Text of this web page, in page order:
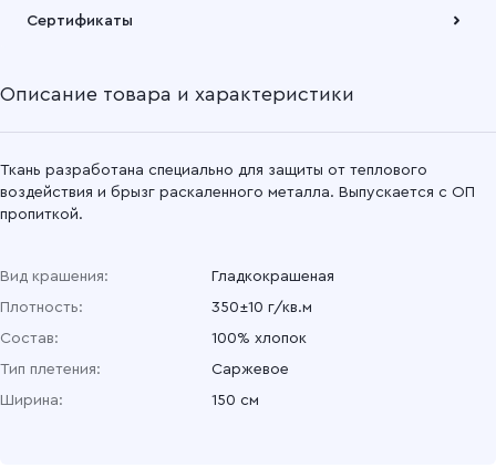
наших складов или через транспортную компанию на Ваш
Подробнее
Сертификаты
Описание товара и характеристики
Ткань разработана специально для защиты от теплового
воздействия и брызг раскаленного металла. Выпускается с ОП
пропиткой.
Вид крашения:
Гладкокрашеная
Плотность:
350±10 г/кв.м
Состав:
100% хлопок
Тип плетения:
Саржевое
Ширина:
150 см